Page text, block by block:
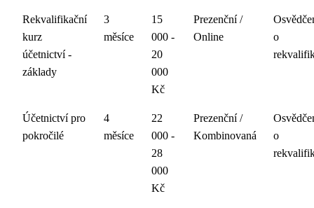
Rekvalifikační
kurz
účetnictví -
základy
3
měsíce
15
000 -
20
000
Kč
Prezenční /
Online
o
Účetnictví pro
pokročilé
4
měsíce
22
000 -
28
000
Kč
Prezenční /
Kombinovaná
o